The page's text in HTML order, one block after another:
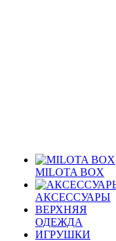
MILOTA BOX
АКСЕССУАРЫ
ВЕРХНЯЯ
ОДЕЖДА
ИГРУШКИ